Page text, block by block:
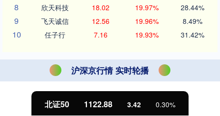
8 欣天科技 18.02 19.97% 28.44%
9 飞天诚信 12.56 19.96% 8.49%
10 任子行 7.16 19.93% 31.42%
沪深京行情 实时轮播
北证50 1122.88 3.42 0.30%